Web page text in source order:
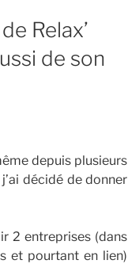
Relax’
de son
depuis plusieurs
décidé de donner
2 entreprises (dans
et pourtant en lien)